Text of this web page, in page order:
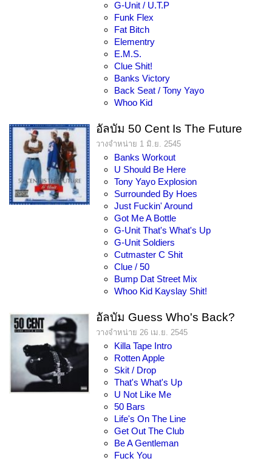
G-Unit / U.T.P
Funk Flex
Fat Bitch
Elementry
E.M.S.
Clue Shit!
Banks Victory
Back Seat / Tony Yayo
Whoo Kid
อัลบัม 50 Cent Is The Future
วางจำหน่าย 1 มิ.ย. 2545
Banks Workout
U Should Be Here
Tony Yayo Explosion
Surrounded By Hoes
Just Fuckin' Around
Got Me A Bottle
G-Unit That's What's Up
G-Unit Soldiers
Cutmaster C Shit
Clue / 50
Bump Dat Street Mix
Whoo Kid Kayslay Shit!
อัลบัม Guess Who's Back?
วางจำหน่าย 26 เม.ย. 2545
Killa Tape Intro
Rotten Apple
Skit / Drop
That's What's Up
U Not Like Me
50 Bars
Life's On The Line
Get Out The Club
Be A Gentleman
Fuck You